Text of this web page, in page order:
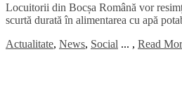
Locuitorii din Bocșa Română vor
scurtă durată în alimentarea cu apă
Actualitate, News, Social ... , Read